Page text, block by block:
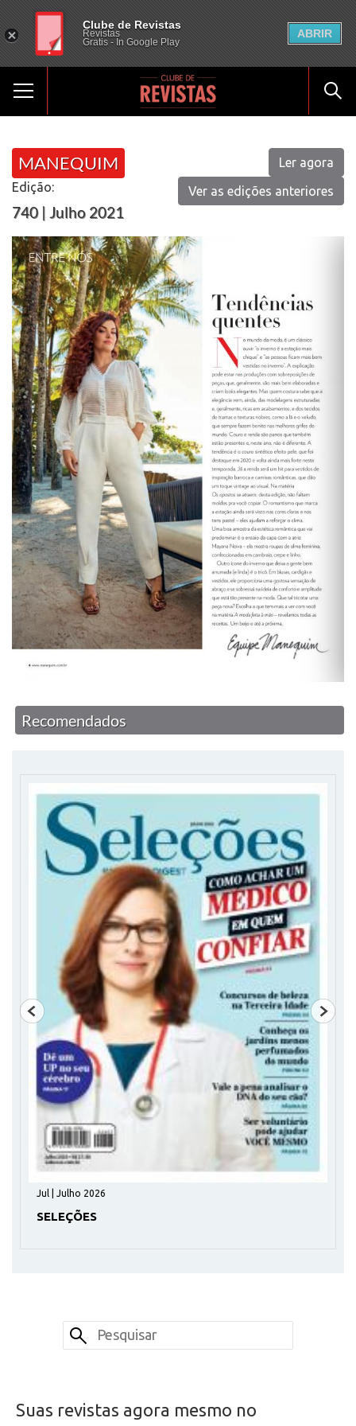
MANEQUIM
Edição:
740 | Julho 2021
Ler agora
Ver as edições anteriores
Recomendados
Jul | Julho 2026
SELEÇÕES
Suas revistas agora mesmo no
Clube de Revistas
Revistas
Gratis - In Google Play
ABRIR